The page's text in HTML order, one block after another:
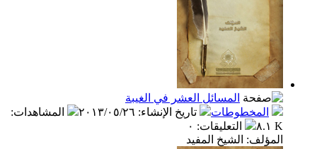
المسائل العشر في الغيبة
المخطوطات
تاريخ الإنشاء: ٢٠١٣/٠٥/٢٦ المشاهدات:
٨.١ K
التعليقات: ٠
المؤلف: الشيخ المفيد